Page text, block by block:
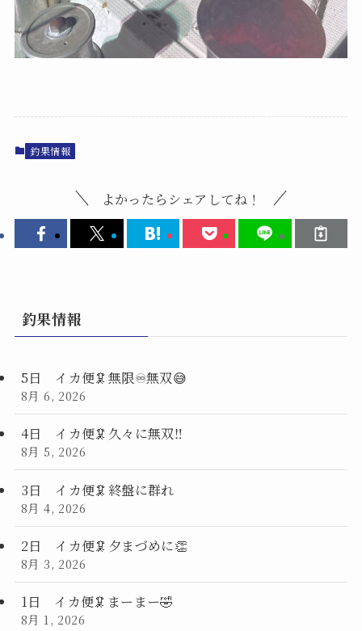
釣果情報
よかったらシェアしてね！
釣果情報
5日 イカ便🦑無限♾️無双😅
8月 6, 2026
4日 イカ便🦑久々に無双‼️
8月 5, 2026
3日 イカ便🦑終盤に群れ
8月 4, 2026
2日 イカ便🦑夕まづめに👏
8月 3, 2026
1日 イカ便🦑まーまー🤣
8月 1, 2026